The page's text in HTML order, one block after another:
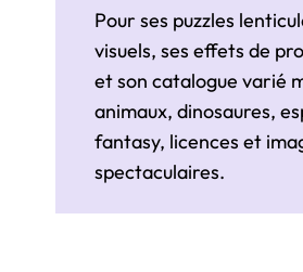
Pour ses puzzles
visuels, ses effets de
et son catalogue varié
animaux, dinosaures,
fantasy, licences et
spectaculaires.